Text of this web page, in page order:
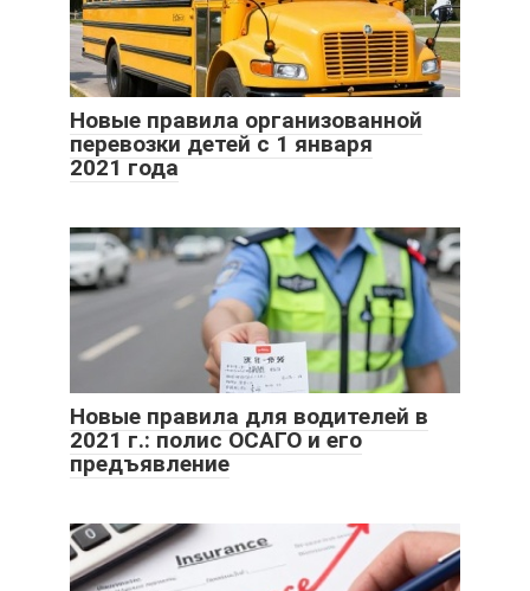
Новые правила организованной
перевозки детей с 1 января
2021 года
Новые правила для водителей в
2021 г.: полис ОСАГО и его
предъявление